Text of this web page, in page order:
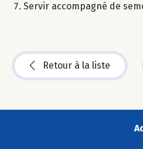
Servir accompagné de
Retour à la liste